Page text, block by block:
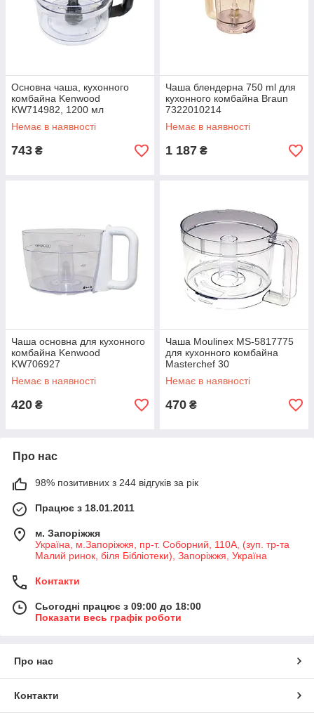
Основна чаша, кухонного
комбайна Kenwood
KW714982, 1200 мл
Немає в наявності
743 ₴
Чаша блендерна 750 ml для
кухонного комбайна Braun
7322010214
Немає в наявності
1 187 ₴
Чаша основна для кухонного
комбайна Kenwood
KW706927
Немає в наявності
420 ₴
Чаша Moulinex MS-5817775
для кухонного комбайна
Masterchef 30
Немає в наявності
470 ₴
Про нас
98% позитивних з 244 відгуків за рік
Працює з 18.01.2011
м. Запоріжжя
Україна, м.Запоріжжя, пр-т. Соборний, 110А, (зуп. тр-та
Малий ринок, біля Бібліотеки), Запоріжжя, Україна
Контакти
Сьогодні працює з 09:00 до 18:00
Показати весь графік роботи
Про нас
Контакти